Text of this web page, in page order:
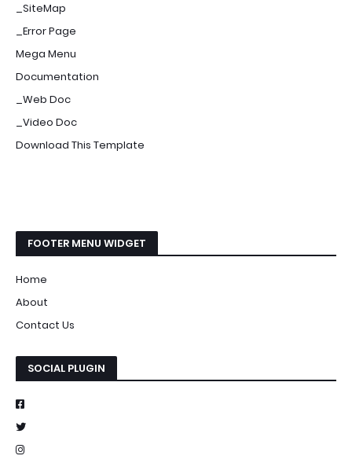
_SiteMap
_Error Page
Mega Menu
Documentation
_Web Doc
_Video Doc
Download This Template
FOOTER MENU WIDGET
Home
About
Contact Us
SOCIAL PLUGIN